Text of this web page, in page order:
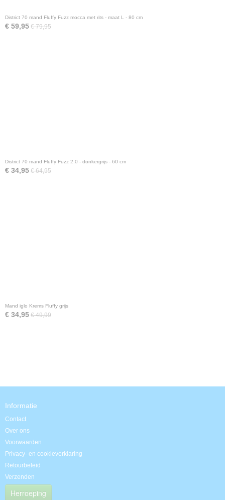
District 70 mand Fluffy Fuzz mocca met rits - maat L - 80 cm
€ 59,95 € 79,95
District 70 mand Fluffy Fuzz 2.0 - donkergrijs - 60 cm
€ 34,95 € 64,95
Mand iglo Krems Fluffy grijs
€ 34,95 € 49,99
Informatie
Contact
Over ons
Voorwaarden
Privacy- en cookieverklaring
Retourbeleid
Verzenden
Herroeping